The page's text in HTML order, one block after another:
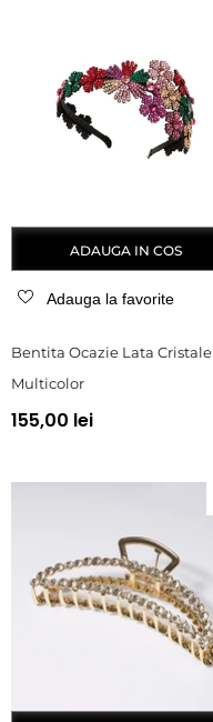
ADAUGA IN COS
Adauga la favorite
Bentita Ocazie Lata Cristale
Multicolor
155,00 lei